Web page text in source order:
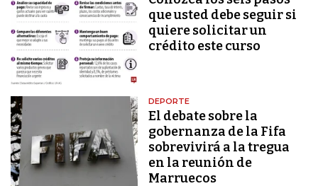
que usted debe seguir si
quiere solicitar un
crédito este curso
DEPORTE
El debate sobre la
gobernanza de la Fifa
sobrevivirá a la tregua
en la reunión de
Marruecos